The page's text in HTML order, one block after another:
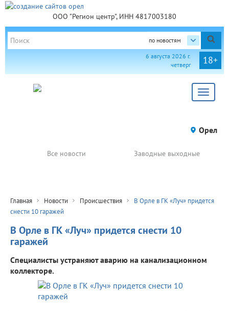
ООО "Регион центр", ИНН 4817003180
по новостям
18+
6 августа 2026 г.
четверг
Toggle
Орел
Все новости Заводные выходные
Главная Новости Происшествия
В Орле в ГК «Луч» придется
снести 10 гаражей
В Орле в ГК «Луч» придется снести 10
гаражей
Специалисты устраняют аварию на канализационном
коллекторе.